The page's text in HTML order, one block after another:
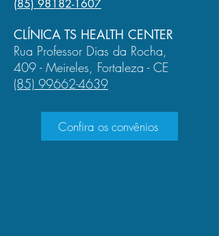
(85) 98182-1607
CLÍNICA TS HEALTH CENTER
Rua Professor Dias da Rocha,
409 - Meireles, Fortaleza - CE
(85) 99662-4639
Confira os convênios